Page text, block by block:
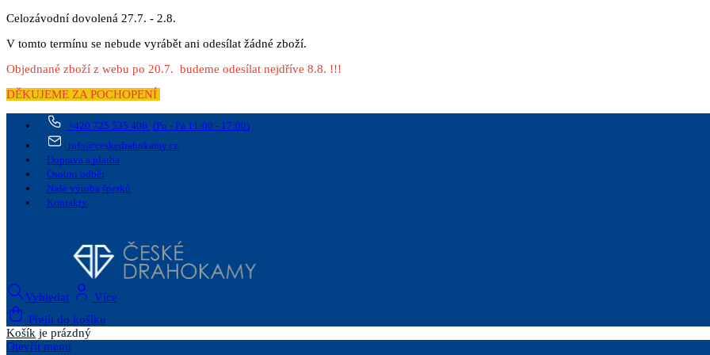
Celozávodní dovolená 27.7. - 2.8.
V tomto termínu se nebude vyrábět ani odesílat žádné zboží.
Objednané zboží z webu po 20.7. budeme odesílat nejdříve 8.8. !!!
DĚKUJEME ZA POCHOPENÍ
+420 725 535 406 (Po - Pá 11:00 - 17:00)
info@ceskedrahokamy.cz
Doprava a platba
Osobní odběr
Naše výroba šperků
Kontakty
Vyhledat
Více
Přejít do košíku
Košík je prázdný
Otevřít menu